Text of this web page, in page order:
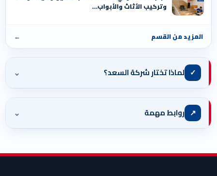
وتركيب الأثاث والأبواب…
المزيد من القسم ←
✓ لماذا تختار شركة السعد؟ ⌄
↗ روابط مهمة ⌄